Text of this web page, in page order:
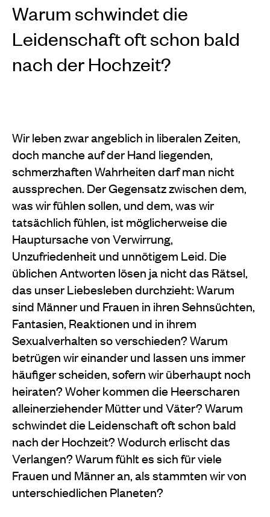
Warum schwindet die
Leidenschaft oft schon bald
nach der Hochzeit?
Wir leben zwar angeblich in liberalen Zeiten,
doch manche auf der Hand liegenden,
schmerzhaften Wahrheiten darf man nicht
aussprechen. Der Gegensatz zwischen dem,
was wir fühlen sollen, und dem, was wir
tatsächlich fühlen, ist möglicherweise die
Hauptursache von Verwirrung,
Unzufriedenheit und unnötigem Leid. Die
üblichen Antworten lösen ja nicht das Rätsel,
das unser Liebesleben durchzieht: Warum
sind Männer und Frauen in ihren Sehnsüchten,
Fantasien, Reaktionen und in ihrem
Sexualverhalten so verschieden? Warum
betrügen wir einander und lassen uns immer
häufiger scheiden, sofern wir überhaupt noch
heiraten? Woher kommen die Heerscharen
alleinerziehender Mütter und Väter? Warum
schwindet die Leidenschaft oft schon bald
nach der Hochzeit? Wodurch erlischt das
Verlangen? Warum fühlt es sich für viele
Frauen und Männer an, als stammten wir von
unterschiedlichen Planeten?